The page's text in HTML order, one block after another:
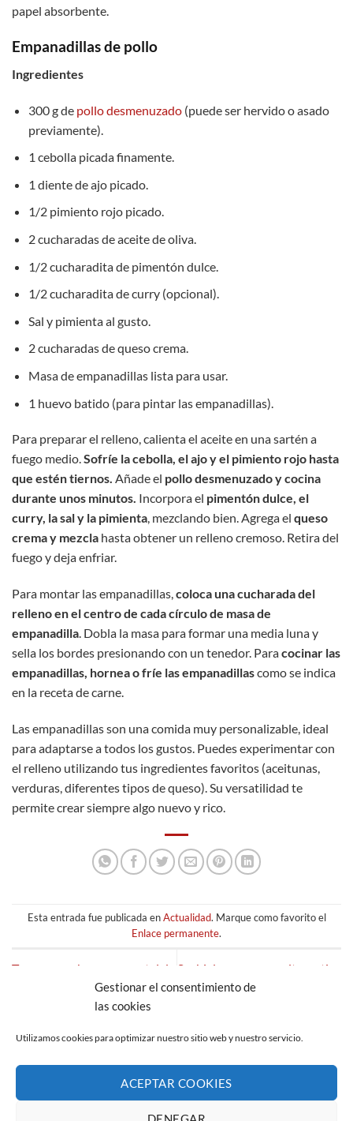
Gestionar el consentimiento de
las cookies
Utilizamos cookies para optimizar nuestro sitio web y nuestro servicio.
ACEPTAR COOKIES
papel absorbente.
Empanadillas de pollo
Ingredientes
300 g de pollo desmenuzado(puede ser hervido o asado
previamente).
1 cebolla picada finamente.
1 diente de ajo picado.
1/2 pimiento rojo picado.
2 cucharadas de aceite de oliva.
1/2 cucharadita de pimentón dulce.
1/2 cucharadita de curry (opcional).
Sal y pimienta al gusto.
2 cucharadas de queso crema.
Masa de empanadillas lista para usar.
1 huevo batido (para pintar las empanadillas).
Para preparar el relleno, calienta el aceite en una sartén a
fuego medio.Sofríe la cebolla, el ajo y el pimiento rojo hasta
que estén tiernos. Añade el pollo desmenuzado y cocina
durante unos minutos. Incorpora el pimentón dulce, el
curry, la sal y la pimienta, mezclando bien. Agrega el queso
crema y mezcla hasta obtener un relleno cremoso. Retira del
fuego y deja enfriar.
Para montar las empanadillas,coloca una cucharada del
relleno en el centro de cada círculo de masa de
empanadilla. Dobla la masa para formar una media luna y
sella los bordes presionando con un tenedor. Paracocinar las
empanadillas, hornea o fríe las empanadillascomo se indica
en la receta de carne.
Las empanadillas son una comida muy personalizable, ideal
para adaptarse a todos los gustos. Puedes experimentar con
el relleno utilizando tus ingredientes favoritos (aceitunas,
verduras, diferentes tipos de queso). Su versatilidad te
permite crear siempre algo nuevo y rico.
Esta entrada fue publicada enActualidad. Marque como favorito el
Enlace permanente.
Trucos para hacer un pastel de
carne jugoso y sabroso
Sushi de carne, una alternativa
al sushi tradicional
AVISO LEGAL
POLÍTICA DE PRIVACIDAD